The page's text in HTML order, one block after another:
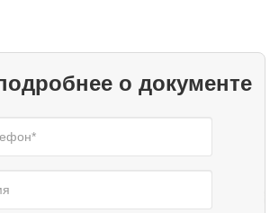
о документе